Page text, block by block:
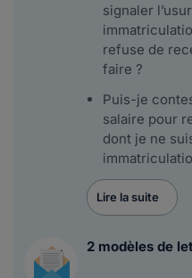
signaler
refuse de
faire ?
Puis-je
salaire pour
dont je ne
Lire la suite
2 modèles de